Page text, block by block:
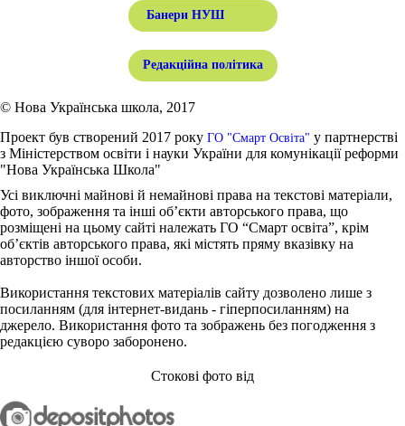
Банери НУШ
Редакційна політика
© Нова Українська школа, 2017
Проект був створений 2017 року ГО "Смарт Освіта" у партнерстві
з Міністерством освіти і науки України для комунікації реформи
"Нова Українська Школа"
Усі виключні майнові й немайнові права на текстові матеріали,
фото, зображення та інші об’єкти авторського права, що
розміщені на цьому сайті належать ГО “Смарт освіта”, крім
об’єктів авторського права, які містять пряму вказівку на
авторство іншої особи.
Використання текстових матеріалів сайту дозволено лише з
посиланням (для інтернет-видань - гіперпосиланням) на
джерело. Використання фото та зображень без погодження з
редакцією суворо заборонено.
Стокові фото від